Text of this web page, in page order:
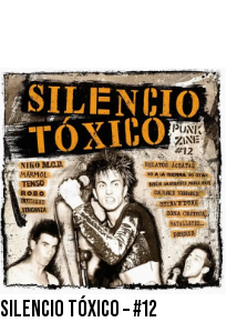
SILENCIO TÓXICO – #12